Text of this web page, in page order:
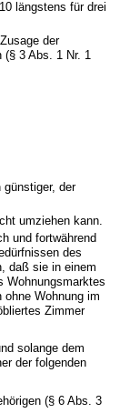
längstens für drei
der
3 Abs. 1 Nr. 1
günstiger, der
umziehen kann.
und fortwährend
des
daß sie in einem
Wohnungsmarktes
Wohnung im
Zimmer
solange dem
der folgenden
(§ 6 Abs. 3